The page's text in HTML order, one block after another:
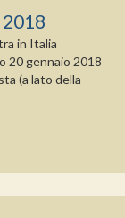
in Italia
20 gennaio 2018
(a lato della